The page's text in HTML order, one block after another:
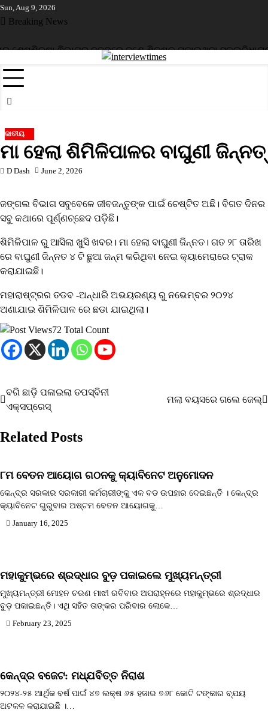
Skip
to
Sun, Aug 9, 2026
Breaking News
ଶେଷଶିକ୍ଷା ଵିଭାଗର ନଜରରେ ଜଣେ ଶିକ୍ଷକ ପଢ଼ାଉଥିବା ସ୍କୁଲବିଧାୟକ
ଜାତୀୟ
ମା ହେଲା ଶିମିଳିପାଳର ବାଘୁଣୀ ଜିନ୍ନତ୍
D Dash June 2, 2026
ଜଙ୍ଗଲ ବିଭାଗ ସବୁବେଳେ ଜୀବଜନ୍ତୁଙ୍କ ପାଇଁ ଚେଷ୍ଟିତ ଅଛି। ବିଗତ ଦିନର
ସବୁ କଥାରେ ପୂର୍ଣ୍ଣଚ୍ଛେଦ ପଡ଼ିଛି।
ଶିମିଳିପାଳ ରୁ ଆସିଲା ଖୁସି ଖବର। ମା ହେଲା ବାଘୁଣୀ ଜିନ୍ନତ। ଗତ ୨୮ ତାରିଖ
ରେ ବାଘୁଣୀ ଜିନ୍ନତ ୪ ଟି ଛୁଆ ଜନ୍ମ କରିଥିବା ନେଇ କ୍ୟାମେରାରେ ଟ୍ରାକ
କରାଯାଇଛି।
ମହାରାଷ୍ଟ୍ରର ତଡବ -ଅନ୍ଧାରି ଅଭୟରଣ୍ୟ ରୁ ନଭେମ୍ବର ୨୦୨୪
ଅଣାଯାଇ ଶିମିଳିପାଳ ରେ ଛଡା ଯାଇଥିଲା।
72 Total Count
Post
navigation
ବଗି ଛାଡ଼ି ପଳାଇଲା ତପସ୍ବିନୀ
ଏକ୍ସପ୍ରେସ୍‌
ମଲା ବୟସରେ ଗଲେ ଜେଲ୍
Related Posts
୮ମ ବେତନ ଆୟୋଗ ଗଠନକୁ କ୍ୟାବିନେଟ ଅନୁମୋଦନ
କେନ୍ଦ୍ର ସରକାର ସରକାରୀ କର୍ମଚାରୀଙ୍କୁ ଏକ ବଡ ଉପହାର ଦେଇଛନ୍ତି । କେନ୍ଦ୍ର
କ୍ୟାବିନେଟ ଗୁରୁବାର ଅଷ୍ଟମ ବେତନ ଆୟୋଗକୁ…
January 16, 2025
ମହାକୁମ୍ଭରେ ଶ୍ରଦ୍ଧାର ବୁଡ଼ ପକାଇଲେ ମୁଖ୍ୟମନ୍ତ୍ରୀ
ମୁଖ୍ୟମନ୍ତ୍ରୀ ମୋହନ ଚରଣ ମାଝୀ ରବିବାର ଅପରାହ୍ନରେ ମହାକୁମ୍ଭରେ ଶ୍ରଦ୍ଧାର
ବୁଡ଼ ପକାଇଛନ୍ତି। ଏଥି ସହିତ ତାଙ୍କର ପରିବାର ଲୋକେ…
February 23, 2025
କେନ୍ଦ୍ର ବଜେଟ: ମଧ୍ଯବିତ୍ତ ନିରାଶ
୨୦୨୪-୨୫ ଆର୍ଥିକ ବର୍ଷ ପାଇଁ ୪୭ ଲକ୍ଷ ୬୫ ହଜାର ୭୬୮ କୋଟି ଟଙ୍କାର ବ୍ଯୟ
ଅଟକଳ କରାଯାଇଛି ।…